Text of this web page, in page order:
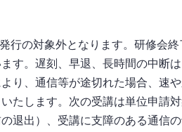
の対象外となります。研修会
す。遅刻、早退、長時間の中断
り、通信等が途切れた場合、速
たします。次の受講は単位申請
退出）、受講に支障のある通信